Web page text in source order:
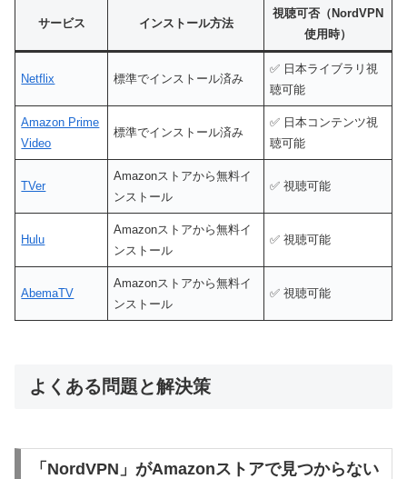
サービス インストール方法
視聴可否（NordVPN
使用時）
Netflix 標準でインストール済み
✅ 日本ライブラリ視
聴可能
Amazon Prime
Video
標準でインストール済み
✅ 日本コンテンツ視
聴可能
TVer
Amazonストアから無料イ
ンストール
✅ 視聴可能
Hulu
Amazonストアから無料イ
ンストール
✅ 視聴可能
AbemaTV
Amazonストアから無料イ
ンストール
✅ 視聴可能
よくある問題と解決策
「NordVPN」がAmazonストアで見つからない